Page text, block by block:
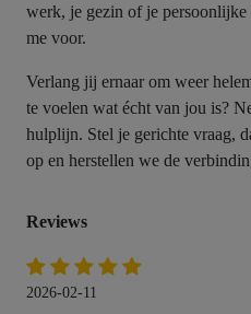
werk, je gezin of je persoonlijke
me voor.
Verlang jij ernaar om weer
te voelen wat écht van jou is?
hulplijn. Stel je gerichte vraag,
op en herstellen we de
Reviews
2026-02-11